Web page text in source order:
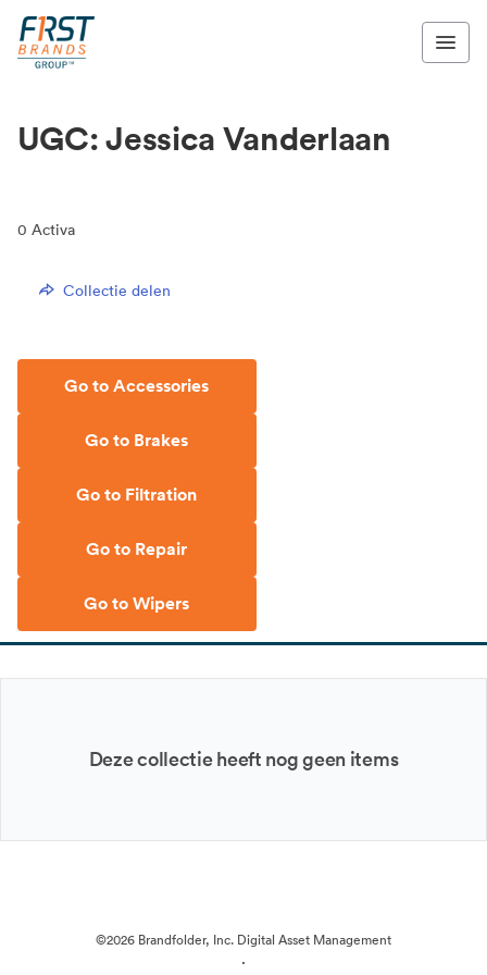
UGC: Jessica Vanderlaan
0 Activa
Collectie delen
Go to Accessories
Go to Brakes
Go to Filtration
Go to Repair
Go to Wipers
Deze collectie heeft nog geen items
©2026 Brandfolder, Inc. Digital Asset Management
·